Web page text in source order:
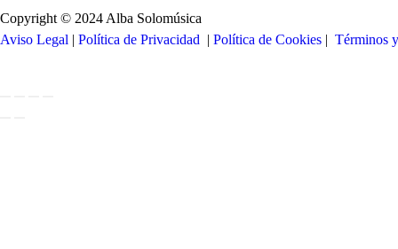
Copyright © 2024 Alba Solomúsica
Aviso Legal | Política de Privacidad | Política de Cookies | Términos